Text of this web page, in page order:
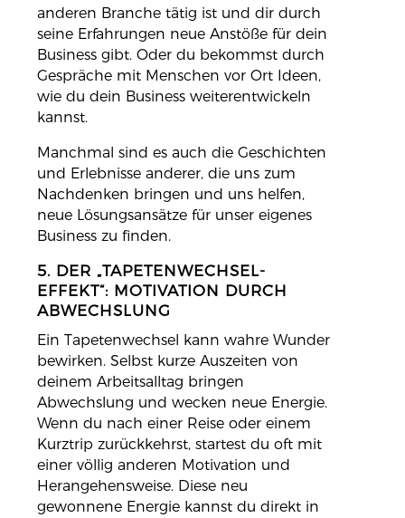
anderen Branche tätig ist und dir durch
seine Erfahrungen neue Anstöße für dein
Business gibt. Oder du bekommst durch
Gespräche mit Menschen vor Ort Ideen,
wie du dein Business weiterentwickeln
kannst.
Manchmal sind es auch die Geschichten
und Erlebnisse anderer, die uns zum
Nachdenken bringen und uns helfen,
neue Lösungsansätze für unser eigenes
Business zu finden.
5. DER „TAPETENWECHSEL-
EFFEKT“: MOTIVATION DURCH
ABWECHSLUNG
Ein Tapetenwechsel kann wahre Wunder
bewirken. Selbst kurze Auszeiten von
deinem Arbeitsalltag bringen
Abwechslung und wecken neue Energie.
Wenn du nach einer Reise oder einem
Kurztrip zurückkehrst, startest du oft mit
einer völlig anderen Motivation und
Herangehensweise. Diese neu
gewonnene Energie kannst du direkt in